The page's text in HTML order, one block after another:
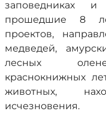
заповедниках
прошедшие 8
проектов,
медведей,
лесных
краснокнижных
животных,